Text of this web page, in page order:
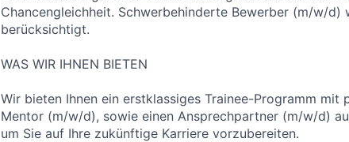
Chancengleichheit. Schwerbehinderte Bewerber (m/w/d)
berücksichtigt.
WAS WIR IHNEN BIETEN
Wir bieten Ihnen ein erstklassiges Trainee-Programm mit
Mentor (m/w/d), sowie einen Ansprechpartner (m/w/d)
um Sie auf Ihre zukünftige Karriere vorzubereiten.